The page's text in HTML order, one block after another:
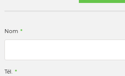
Nom *
Tél. *